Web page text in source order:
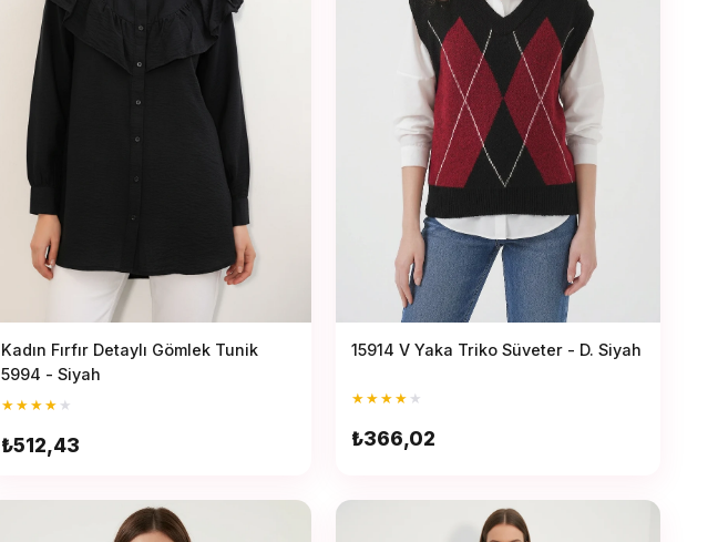
Kadın Fırfır Detaylı Gömlek Tunik
5994 - Siyah
★★★★ ★
₺512,43
15914 V Yaka Triko Süveter - D. Siyah
★★★★ ★
₺366,02